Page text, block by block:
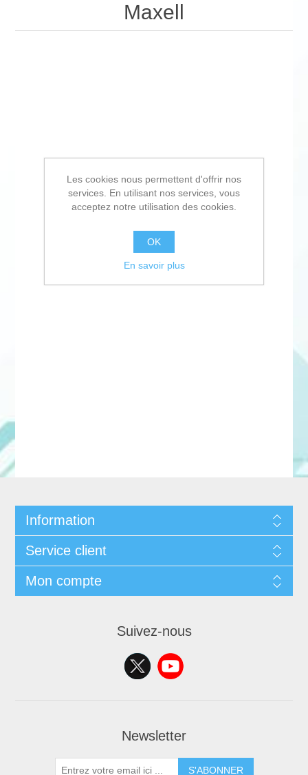
Maxell
Information
Service client
Mon compte
Suivez-nous
Newsletter
S'ABONNER
Les cookies nous permettent d'offrir nos
services. En utilisant nos services, vous
acceptez notre utilisation des cookies.
OK
En savoir plus